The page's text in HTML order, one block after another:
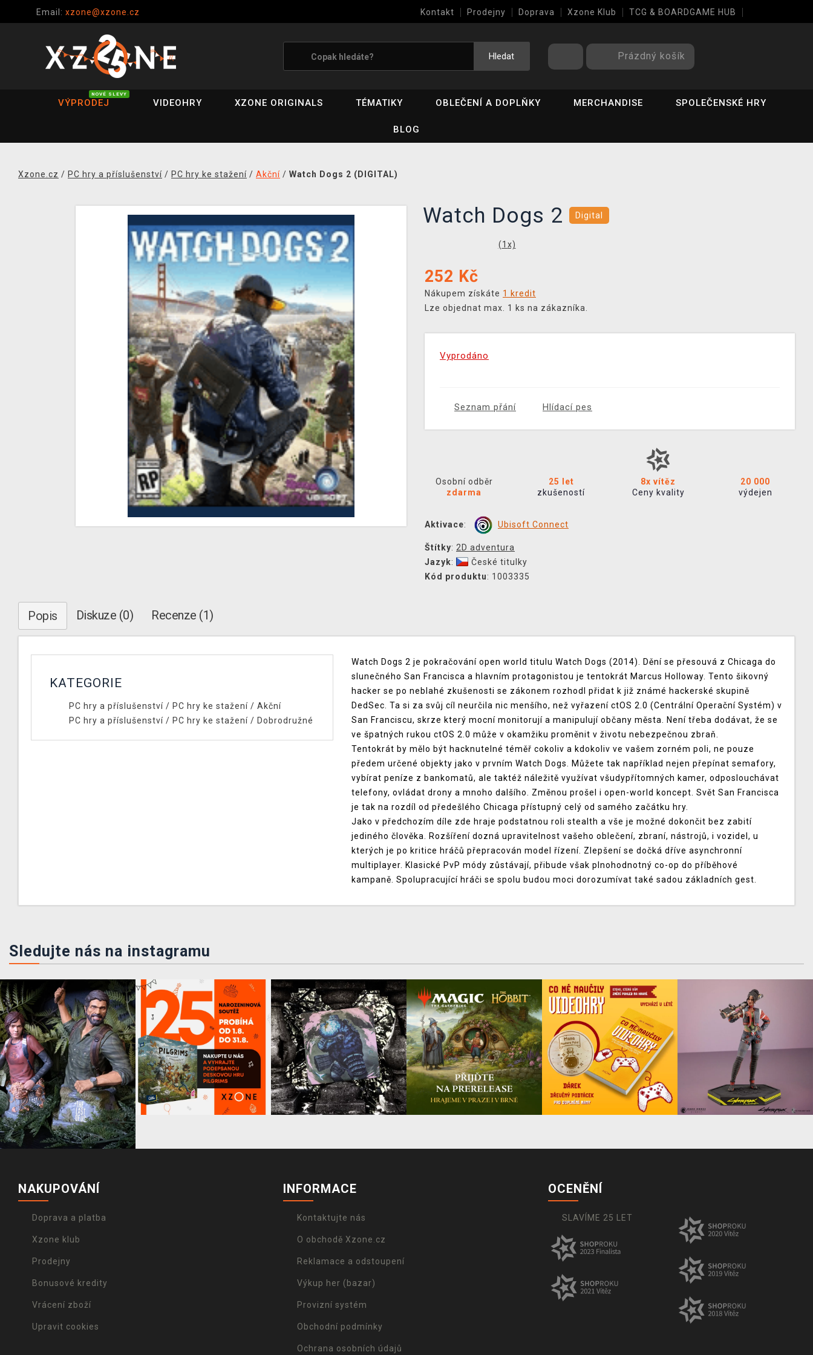
Email: xzone@xzone.cz Kontakt Prodejny Doprava Xzone Klub TCG & BOARDGAME HUB
Hledat Prázdný košík
VÝPRODEJ
NOVÉ SLEVY
VIDEOHRY XZONE ORIGINALS TÉMATIKY OBLEČENÍ A DOPLŇKY MERCHANDISE SPOLEČENSKÉ HRY
BLOG
Xzone.cz / PC hry a příslušenství / PC hry ke stažení / Akční / Watch Dogs 2 (DIGITAL)
Watch Dogs 2 Digital
(1 x)
252 Kč
Nákupem získáte 1 kredit
Lze objednat max. 1 ks na zákazníka.
Vyprodáno
Seznam přání Hlídací pes
Osobní odběr
zdarma
25 let
zkušeností
8x vítěz
Ceny kvality
20 000
výdejen
Aktivace: Ubisoft Connect
Štítky: 2D adventura
Jazyk:
České titulky
Kód produktu: 1003335
Popis Diskuze (0) Recenze (1)
KATEGORIE
PC hry a příslušenství/ PC hry ke stažení/ Akční
PC hry a příslušenství/ PC hry ke stažení/ Dobrodružné
Watch Dogs 2 je pokračování open world titulu Watch Dogs (2014). Dění se přesouvá z Chicaga do
slunečného San Francisca a hlavním protagonistou je tentokrát Marcus Holloway. Tento šikovný
hacker se po neblahé zkušenosti se zákonem rozhodl přidat k již známé hackerské skupině
DedSec. Ta si za svůj cíl neurčila nic menšího, než vyřazení ctOS 2.0 (Centrální Operační Systém) v
San Franciscu, skrze který mocní monitorují a manipulují občany města. Není třeba dodávat, že se
ve špatných rukou ctOS 2.0 může v okamžiku proměnit v životu nebezpečnou zbraň.
Tentokrát by mělo být hacknutelné téměř cokoliv a kdokoliv ve vašem zorném poli, ne pouze
předem určené objekty jako v prvním Watch Dogs. Můžete tak například nejen přepínat semafory,
vybírat peníze z bankomatů, ale taktéž náležitě využívat všudypřítomných kamer, odposlouchávat
telefony, ovládat drony a mnoho dalšího. Změnou prošel i open-world koncept. Svět San Francisca
je tak na rozdíl od předešlého Chicaga přístupný celý od samého začátku hry.
Jako v předchozím díle zde hraje podstatnou roli stealth a vše je možné dokončit bez zabití
jediného člověka. Rozšíření dozná upravitelnost vašeho oblečení, zbraní, nástrojů, i vozidel, u
kterých je po kritice hráčů přepracován model řízení. Zlepšení se dočká dříve asynchronní
multiplayer. Klasické PvP módy zůstávají, přibude však plnohodnotný co-op do příběhové
kampaně. Spolupracující hráči se spolu budou moci dorozumívat také sadou základních gest.
Sledujte nás na instagramu
NAKUPOVÁNÍ
Doprava a platba
Xzone klub
Prodejny
Bonusové kredity
Vrácení zboží
Upravit cookies
INFORMACE
Kontaktujte nás
O obchodě Xzone.cz
Reklamace a odstoupení
Výkup her (bazar)
Provizní systém
Obchodní podmínky
Ochrana osobních údajů
OCENĚNÍ
SLAVÍME 25 LET